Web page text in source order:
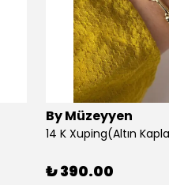
By Müzeyyen
₺ 390.00